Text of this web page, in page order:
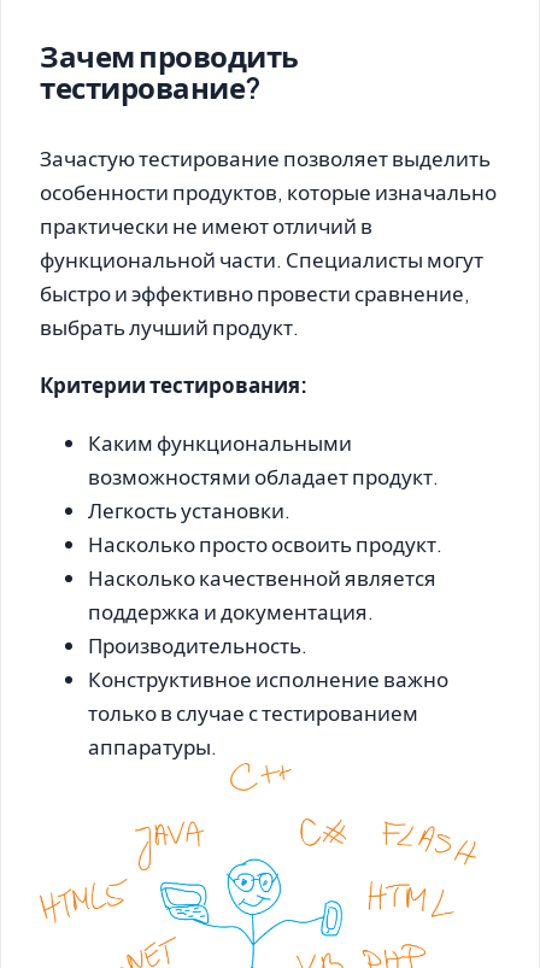
Зачем проводить
тестирование?
Зачастую тестирование позволяет выделить
особенности продуктов, которые изначально
практически не имеют отличий в
функциональной части. Специалисты могут
быстро и эффективно провести сравнение,
выбрать лучший продукт.
Критерии тестирования:
Каким функциональными
возможностями обладает продукт.
Легкость установки.
Насколько просто освоить продукт.
Насколько качественной является
поддержка и документация.
Производительность.
Конструктивное исполнение важно
только в случае с тестированием
аппаратуры.